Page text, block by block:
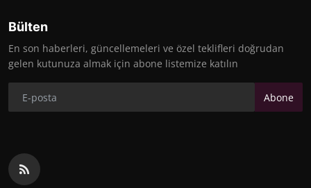
Bülten
En son haberleri, güncellemeleri ve özel teklifleri doğrudan
gelen kutunuza almak için abone listemize katılın
Abone